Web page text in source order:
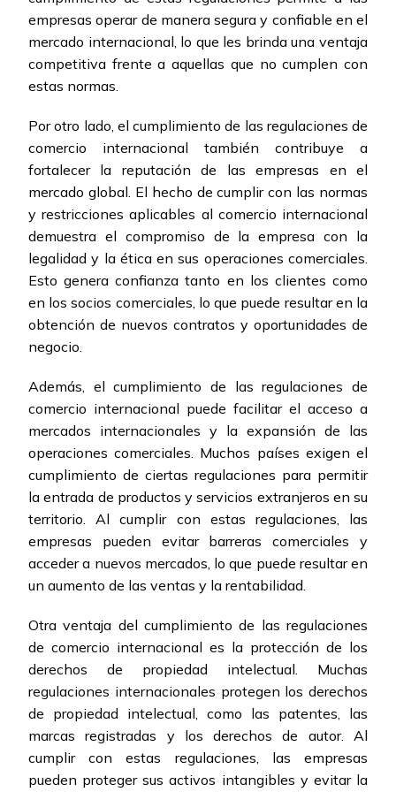
empresas operar de manera segura y confiable en el
mercado internacional, lo que les brinda una ventaja
competitiva frente a aquellas que no cumplen con
estas normas.
Por otro lado, el cumplimiento de las regulaciones de
comercio internacional también contribuye a
fortalecer la reputación de las empresas en el
mercado global. El hecho de cumplir con las normas
y restricciones aplicables al comercio internacional
demuestra el compromiso de la empresa con la
legalidad y la ética en sus operaciones comerciales.
Esto genera confianza tanto en los clientes como
en los socios comerciales, lo que puede resultar en la
obtención de nuevos contratos y oportunidades de
negocio.
Además, el cumplimiento de las regulaciones de
comercio internacional puede facilitar el acceso a
mercados internacionales y la expansión de las
operaciones comerciales. Muchos países exigen el
cumplimiento de ciertas regulaciones para permitir
la entrada de productos y servicios extranjeros en su
territorio. Al cumplir con estas regulaciones, las
empresas pueden evitar barreras comerciales y
acceder a nuevos mercados, lo que puede resultar en
un aumento de las ventas y la rentabilidad.
Otra ventaja del cumplimiento de las regulaciones
de comercio internacional es la protección de los
derechos de propiedad intelectual. Muchas
regulaciones internacionales protegen los derechos
de propiedad intelectual, como las patentes, las
marcas registradas y los derechos de autor. Al
cumplir con estas regulaciones, las empresas
pueden proteger sus activos intangibles y evitar la